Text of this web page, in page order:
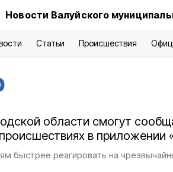
Новости Валуйского
Статьи Происшествия
области смогут
в приложении
быстрее реагировать на